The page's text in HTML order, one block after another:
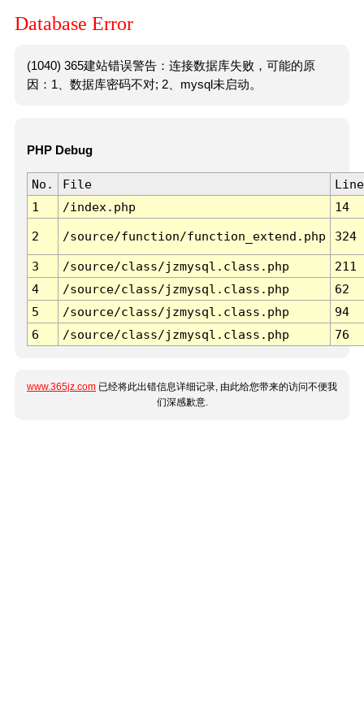
Database Error
(1040) 365建站错误警告：连接数据库失败，可能的原
因：1、数据库密码不对; 2、mysql未启动。
PHP Debug
No. File
Line
1
/index.php 14
2 /source/function/function_extend.php 324
3 /source/class/jzmysql.class.php
211
4
/source/class/jzmysql.class.php
62
5
/source/class/jzmysql.class.php
94
6
/source/class/jzmysql.class.php 76
www.365jz.com 已经将此出错信息详细记录, 由此给您带来的访问不便我
们深感歉意.